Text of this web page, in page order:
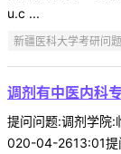
u.c ...
新疆医科大学考研问题
调剂有中医内科
提问问题:调剂学院
020-04-2613:01提